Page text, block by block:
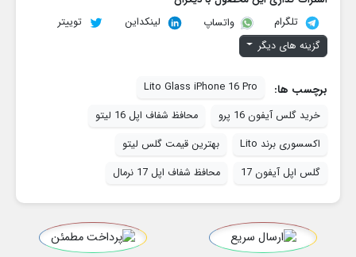
تلگرام
واتساپ لینکداین
توییتر
گزینه های دیگر
برچسب ها:
Lito Glass iPhone 16 Pro
خرید گلس آیفون 16 پرو
محافظ شفاف اپل 16 لیتو
اکسسوری برند Lito
بهترین قیمت گلس لیتو
گلس اپل آیفون 17
محافظ شفاف اپل 17 نرمال